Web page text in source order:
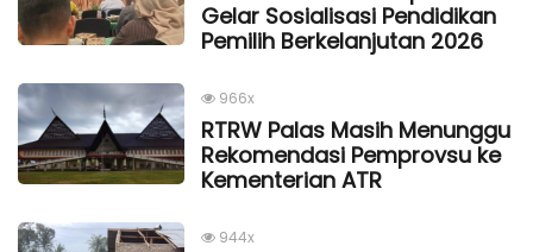
Gelar Sosialisasi Pendidikan
Pemilih Berkelanjutan 2026
966x
RTRW Palas Masih Menunggu
Rekomendasi Pemprovsu ke
Kementerian ATR
944x